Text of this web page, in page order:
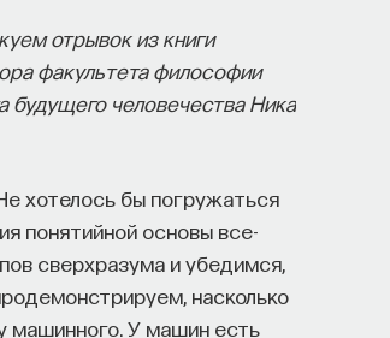
отрывок из книги
факультета философии
будущего человечества Ника
хотелось бы погружаться
понятийной основы все-
сверхразума и убедимся,
насколько
машинного. У машин есть